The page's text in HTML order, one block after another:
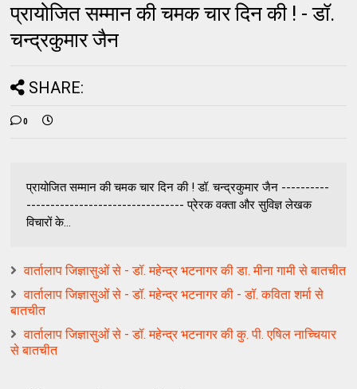
प्रायोजित सम्मान की चमक चार दिन की ! - डॉ.
चन्द्रकुमार जैन
SHARE:
0
प्रायोजित सम्मान की चमक चार दिन की ! डॉ. चन्द्रकुमार जैन ----------
--------------------------------- प्रेरक वक्ता और सुविज्ञ लेखक
विचारों के...
वार्तालाप जिज्ञासुओं से - डॉ. महेन्द्र भटनागर की डा. मीना गामी से बातचीत
वार्तालाप जिज्ञासुओं से - डॉ. महेन्द्र भटनागर की - डॉ. कविता शर्मा से
बातचीत
वार्तालाप जिज्ञासुओं से - डॉ. महेन्द्र भटनागर की कु. पी. एषिल नाच्चियार
से बातचीत